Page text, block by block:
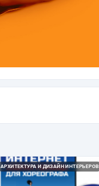
АРХИТЕКТУРА И ДИЗАЙН ИНТЕРЬЕРОВ